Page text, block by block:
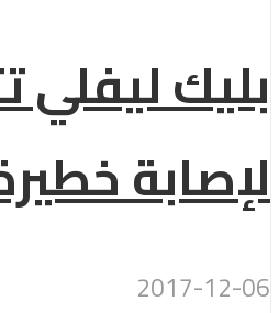
بليك
لإصابة
2017-12-06